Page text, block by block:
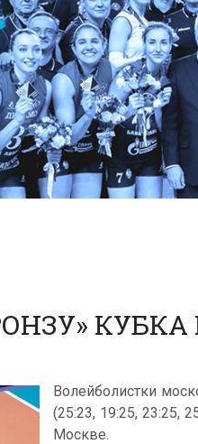
Волейболистки
(25:23, 19:25, 23:25,
Москве.